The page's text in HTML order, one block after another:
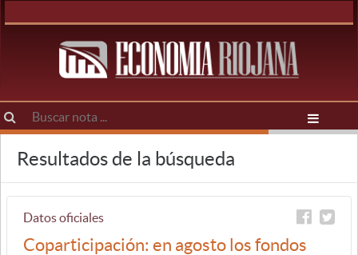
Resultados de la búsqueda
Datos oficiales
Coparticipación: en agosto los fondos